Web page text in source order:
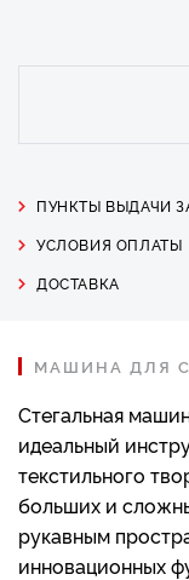
ПУНКТЫ ВЫДАЧИ
УСЛОВИЯ ОПЛАТЫ
ДОСТАВКА
МАШИНА ДЛЯ
Стегальная
идеальный
текстильного
больших и
рукавным
инновационных